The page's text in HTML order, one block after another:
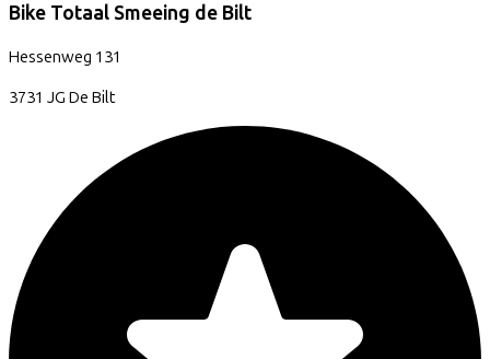
Bike Totaal Smeeing de Bilt
Hessenweg 131
3731 JG De Bilt